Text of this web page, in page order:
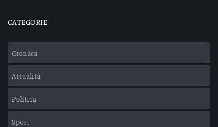
CATEGORIE
Cronaca
Attualità
Politica
Sport